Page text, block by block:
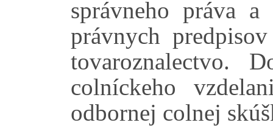
správneho práva a
právnych
tovaroznalectvo.
colníckeho
odbornej colnej